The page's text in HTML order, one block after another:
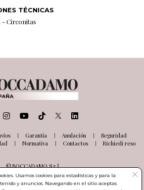
TÉCNICAS
- Circonitas
Garantía Anulación
Seguridad
Normativa Contactos Richiedi reso
© BOCCADAMO S.r.l.
Via delle Industrie, 26
03100 Frosinone (FR) Italia
Usamos cookies para estadísticas y para la
y anuncios. Navegando en el sitio aceptas